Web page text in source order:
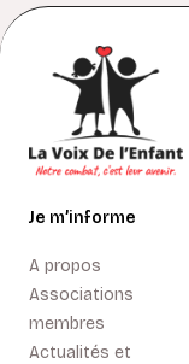
Je m’informe
A propos
Associations
membres
Actualités et